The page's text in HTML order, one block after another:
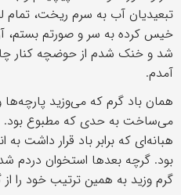
تبعیدیان آب به سرم ریخت، تمام
خیس کرده به سر و صورتم
شد و خنک شدم از حوضچه کنار
آمدم.
همان باد گرم که می‌وزید
می‌ساخت به حدی که مطبوع بود.
هبانه‌ای که برابر باد قرار داشت
بود. گرچه بعدها استخوان دردم
گرم وزید به همین ترتیب خود را